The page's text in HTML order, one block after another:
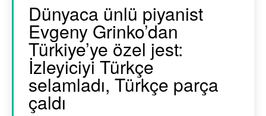
Dünyaca ünlü piyanist
Evgeny Grinko’dan
Türkiye’ye özel jest:
İzleyiciyi Türkçe
selamladı, Türkçe parça
çaldı